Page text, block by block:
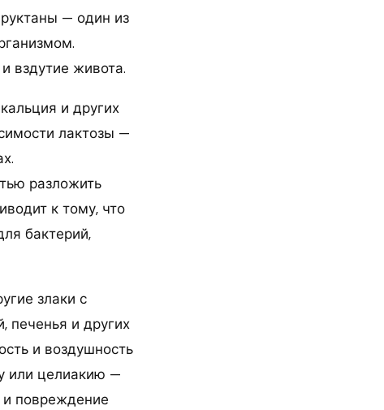
— один из
вздутие живота.
и других
лактозы —
разложить
к тому, что
бактерий,
злаки с
печенья и других
и воздушность
или целиакию —
и повреждение